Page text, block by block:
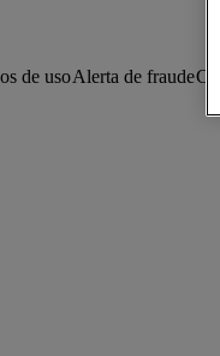
de usoAlerta de fraude